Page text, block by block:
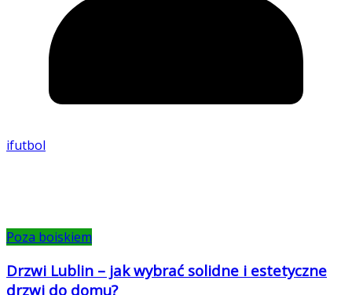
ifutbol
Poza boiskiem
Drzwi Lublin – jak wybrać solidne i estetyczne
drzwi do domu?